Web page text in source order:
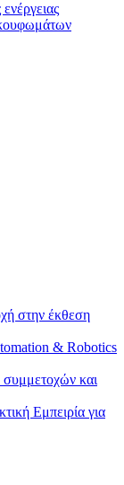
στην έκθεση
& Robotics
και
Εμπειρία για